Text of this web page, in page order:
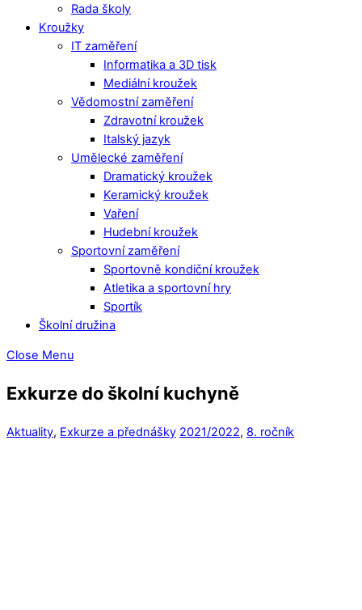
Rada školy
Kroužky
IT zaměření
Informatika a 3D tisk
Mediální kroužek
Vědomostní zaměření
Zdravotní kroužek
Italský jazyk
Umělecké zaměření
Dramatický kroužek
Keramický kroužek
Vaření
Hudební kroužek
Sportovní zaměření
Sportovně kondiční kroužek
Atletika a sportovní hry
Sportík
Školní družina
Close Menu
Exkurze do školní kuchyně
Aktuality, Exkurze a přednášky 2021/2022, 8. ročník